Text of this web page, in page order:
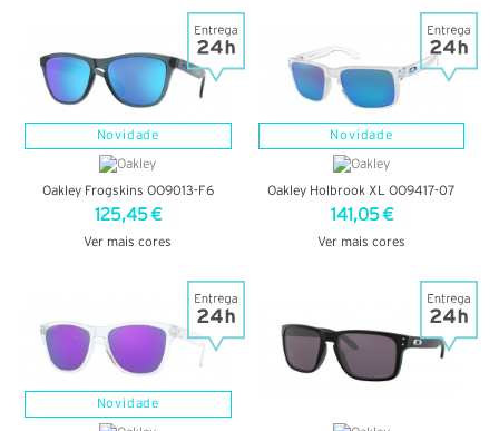
Novidade
Oakley Frogskins OO9013-F6
125,45 €
Ver mais cores
Novidade
Oakley Holbrook XL OO9417-07
141,05 €
Ver mais cores
Novidade